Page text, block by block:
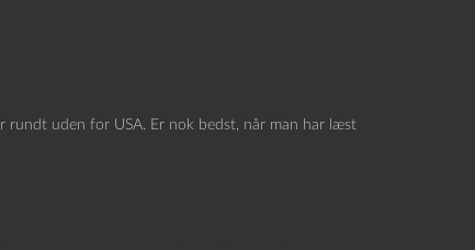
rundt uden for USA. Er nok bedst, når man har læst